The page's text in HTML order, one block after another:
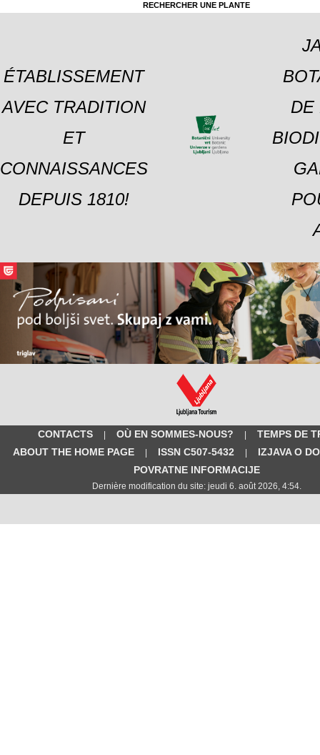
RECHERCHER UNE PLANTE
ÉTABLISSEMENT
AVEC TRADITION
ET
CONNAISSANCES
DEPUIS 1810!
DE
CONTACTS | OÙ EN SOMMES-NOUS? |
TEMPS DE
ABOUT THE HOME PAGE
| ISSN C507-5432 |
IZJAVA O
POVRATNE INFORMACIJE
Dernière modification du site: jeudi 6. août 2026, 4:54.